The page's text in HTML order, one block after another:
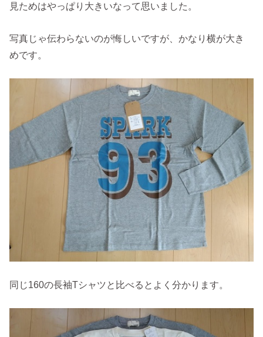
見ためはやっぱり大きいなって思いました。
写真じゃ伝わらないのが悔しいですが、かなり横が大き
めです。
同じ160の長袖Tシャツと比べるとよく分かります。